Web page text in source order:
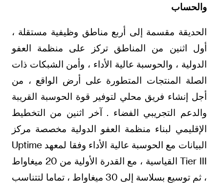
والحساب
الحديقة مقسمة إلى أربع مناطق وظيفية مستقلة ،
أول اثنين من المناطق تركز على منظمة العفو
الدولية ، والحوسبة عالية الأداء ، وأمن الشبكات ذات
الصلة المنتجات المتطورة على أرض الواقع ، من
أجل إنشاء فريق محلي لتوفير قوة الحوسبة القريبة
والدعم التجريبي الفضاء . آخر اثنين من التخطيط
الإقليمي لبناء منظمة العفو الدولية مخصصة مركز
البيانات مع الحوسبة عالية الأداء وفقا لمعهد Uptime
Tier III القياسية ، مع القدرة الأولية من 20 ميغاواط
، ثم توسيع بسلاسة إلى 30 ميغاواط ، تماما لتتناسب